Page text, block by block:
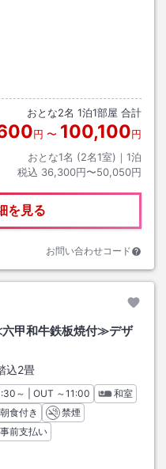
おとな2名 1泊1部屋 合計
円 〜 100,100円
おとな1名 (2名1室)｜ 1泊
税込 36,300円〜50,050円
を見る
お問い合わせコード
六甲和牛鉄板焼付≫デザ
込2畳
ックイン
～ | OUT チェックアウト
～11:00
和室
食付き
禁煙
前支払い